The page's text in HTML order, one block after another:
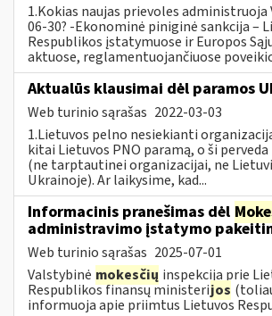
1.Kokias naujas prievoles administruoja
06-30? -Ekonominė piniginė sankcija –
Respublikos įstatymuose ir Europos
aktuose, reglamentuojančiuose
Aktualūs klausimai dėl paramos
Web turinio sąrašas 2022-03-03
1.Lietuvos pelno nesiekianti
kitai Lietuvos PNO paramą, o ši
(ne tarptautinei organizacijai, ne
Ukrainoje). Ar laikysime, kad...
Informacinis pranešimas dėl
administravimo įstatymo
Web turinio sąrašas 2025-07-01
Valstybinė mokesčių inspekcija prie
Respublikos finansų ministerijos
informuoja apie priimtus Lietuvos